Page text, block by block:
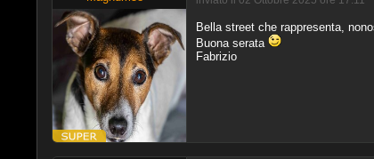
Bella street che rappresenta,
Buona serata
Fabrizio